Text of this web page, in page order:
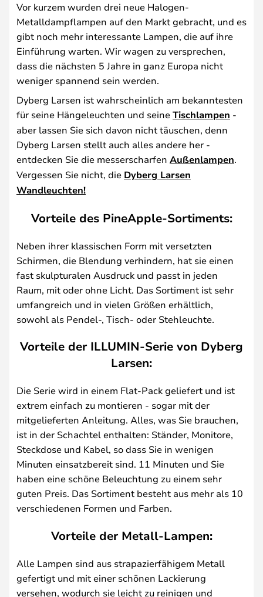
Vor kurzem wurden drei neue Halogen-
Metalldampflampen auf den Markt gebracht, und es
gibt noch mehr interessante Lampen, die auf ihre
Einführung warten. Wir wagen zu versprechen,
dass die nächsten 5 Jahre in ganz Europa nicht
weniger spannend sein werden.
Dyberg Larsen ist wahrscheinlich am bekanntesten
für seine Hängeleuchten und seineTischlampen -
aber lassen Sie sich davon nicht täuschen, denn
Dyberg Larsen stellt auch alles andere her -
entdecken Sie die messerscharfen Außenlampen.
Vergessen Sie nicht, die Dyberg Larsen
Wandleuchten!
Vorteile des PineApple-Sortiments:
Neben ihrer klassischen Form mit versetzten
Schirmen, die Blendung verhindern, hat sie einen
fast skulpturalen Ausdruck und passt in jeden
Raum, mit oder ohne Licht. Das Sortiment ist sehr
umfangreich und in vielen Größen erhältlich,
sowohl als Pendel-, Tisch- oder Stehleuchte.
Vorteile der ILLUMIN-Serie von Dyberg
Larsen:
Die Serie wird in einem Flat-Pack geliefert und ist
extrem einfach zu montieren - sogar mit der
mitgelieferten Anleitung. Alles, was Sie brauchen,
ist in der Schachtel enthalten: Ständer, Monitore,
Steckdose und Kabel, so dass Sie in wenigen
Minuten einsatzbereit sind. 11 Minuten und Sie
haben eine schöne Beleuchtung zu einem sehr
guten Preis. Das Sortiment besteht aus mehr als 10
verschiedenen Formen und Farben.
Vorteile der Metall-Lampen:
Alle Lampen sind aus strapazierfähigem Metall
gefertigt und mit einer schönen Lackierung
versehen, wodurch sie leicht zu reinigen und